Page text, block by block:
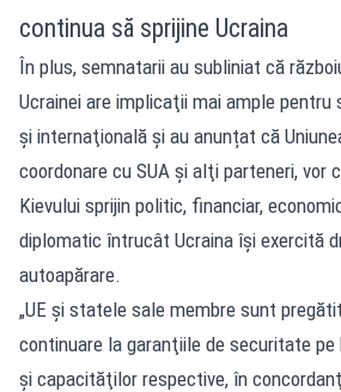
continua să sprijine Ucraina
În plus, semnatarii au subliniat că
Ucrainei are implicaţii mai ample pentru
şi internaţională şi au anunțat că
coordonare cu SUA şi alţi parteneri, vor
Kievului sprijin politic, financiar,
diplomatic întrucât Ucraina îşi exercită
autoapărare.
„UE şi statele sale membre sunt
continuare la garanţiile de securitate
şi capacităţilor respective, în